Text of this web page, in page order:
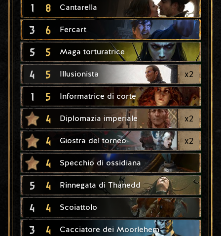
1 8 Cantarella
3 6 Fercart
5 5 Maga torturatrice
4 5 Illusionista x2
1 5 Informatrice di corte
4 Diplomazia imperiale x2
4 Giostra del torneo x2
4 Specchio di ossidiana
5 4 Rinnegata di Thanedd
4 4 Scoiattolo
3 4 Cacciatore dei Moorlehem